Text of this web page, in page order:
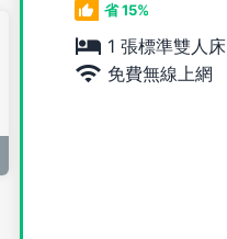
省 15%
1 張標準雙人床
免費無線上網